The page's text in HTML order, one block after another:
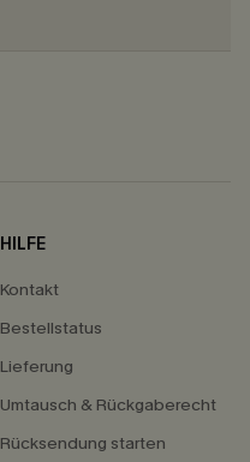
HILFE
Kontakt
Bestellstatus
Lieferung
Umtausch & Rückgaberecht
Rücksendung starten